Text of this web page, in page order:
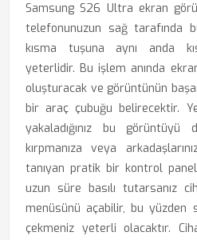
Samsung S26 Ultra ekran
telefonunuzun sağ tarafında
kısma tuşuna aynı anda
yeterlidir. Bu işlem anında
oluşturacak ve görüntünün
bir araç çubuğu belirecektir.
yakaladığınız bu görüntüyü
kırpmanıza veya
tanıyan pratik bir kontrol
uzun süre basılı tutarsanız
menüsünü açabilir, bu yüzden
çekmeniz yeterli olacaktır.